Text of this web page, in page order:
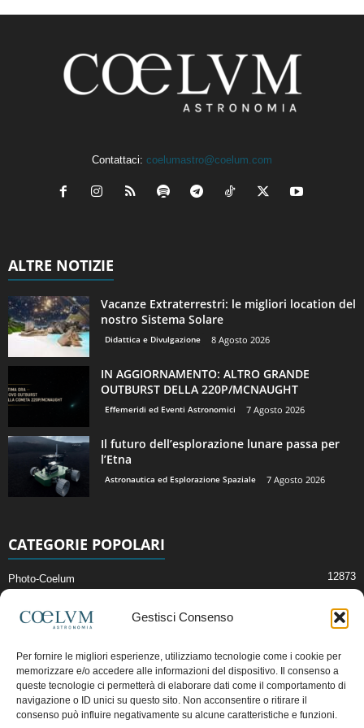
Gestisci Consenso
Per fornire le migliori esperienze, utilizziamo tecnologie come i cookie per
memorizzare e/o accedere alle informazioni del dispositivo. Il consenso a
queste tecnologie ci permetterà di elaborare dati come il comportamento di
navigazione o ID unici su questo sito. Non acconsentire o ritirare il
consenso può influire negativamente su alcune caratteristiche e funzioni.
Contattaci: coelumastro@coelum.com
ALTRE NOTIZIE
Vacanze Extraterrestri: le migliori location del
nostro Sistema Solare
Didattica e Divulgazione 8 Agosto 2026
IN AGGIORNAMENTO: ALTRO GRANDE
OUTBURST DELLA 220P/MCNAUGHT
Effemeridi ed Eventi Astronomici 7 Agosto 2026
Il futuro dell’esplorazione lunare passa per
l’Etna
Astronautica ed Esplorazione Spaziale 7 Agosto 2026
CATEGORIE POPOLARI
Photo-Coelum 12873
News di Astronomia 2412
Cielo del Mese
Astronomia, Astrofisica e Cosmologia
Articoli e Risorse On-Line